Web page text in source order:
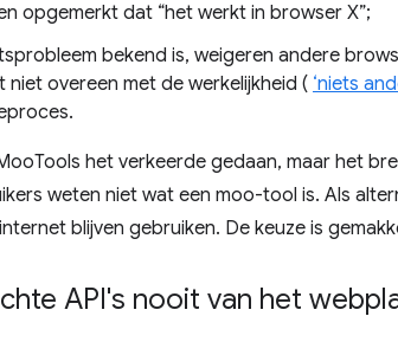
opgemerkt dat “het werkt in browser X”;
bekend is, weigeren andere
overeen met de werkelijkheid ( ‘niets
het verkeerde gedaan, maar het
weten niet wat een moo-tool is. Als
blijven gebruiken. De keuze is
API's nooit van het